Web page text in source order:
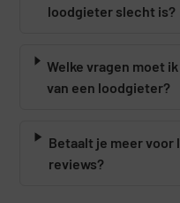
loodgieter slecht is?
Welke vragen moet
van een loodgieter?
Betaalt je meer
reviews?